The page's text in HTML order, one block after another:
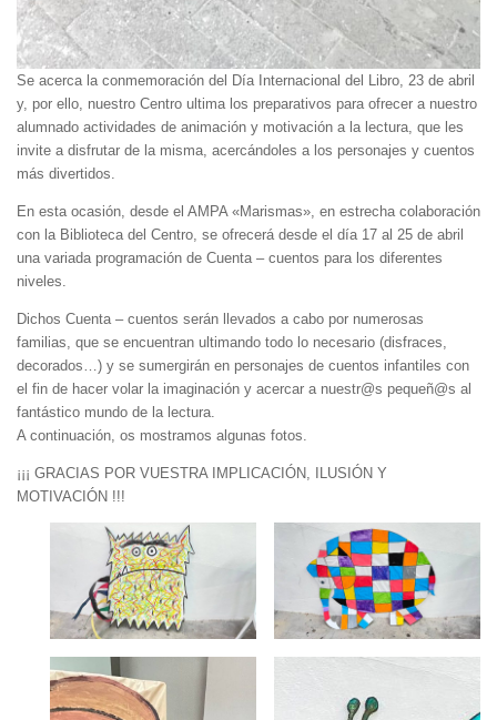
Se acerca la conmemoración del Día Internacional del Libro, 23 de abril
y, por ello, nuestro Centro ultima los preparativos para ofrecer a nuestro
alumnado actividades de animación y motivación a la lectura, que les
invite a disfrutar de la misma, acercándoles a los personajes y cuentos
más divertidos.
En esta ocasión, desde el AMPA «Marismas», en estrecha colaboración
con la Biblioteca del Centro, se ofrecerá desde el día 17 al 25 de abril
una variada programación de Cuenta – cuentos para los diferentes
niveles.
Dichos Cuenta – cuentos serán llevados a cabo por numerosas
familias, que se encuentran ultimando todo lo necesario (disfraces,
decorados…) y se sumergirán en personajes de cuentos infantiles con
el fin de hacer volar la imaginación y acercar a nuestr@s pequeñ@s al
fantástico mundo de la lectura.
A continuación, os mostramos algunas fotos.
¡¡¡ GRACIAS POR VUESTRA IMPLICACIÓN, ILUSIÓN Y
MOTIVACIÓN !!!